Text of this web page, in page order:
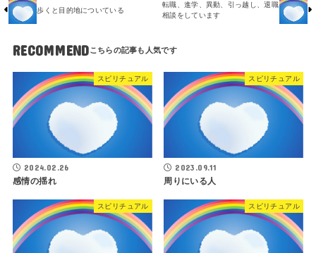
歩くと目的地についている
転職、進学、異動、引っ越し、退職
相談をしています
RECOMMEND
スピリチュアル
2024.02.26
感情の揺れ
スピリチュアル
2023.09.11
周りにいる人
スピリチュアル スピリチュアル